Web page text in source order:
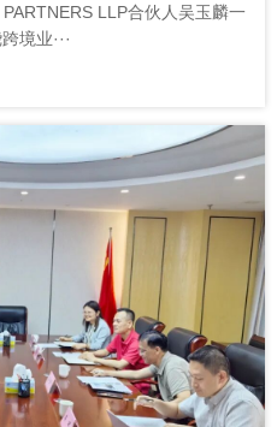
LLP合伙人吴玉麟一
境业···